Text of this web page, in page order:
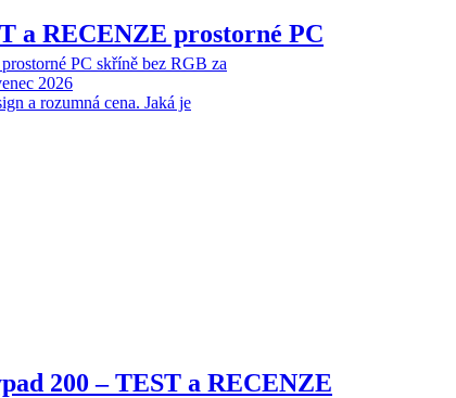
a RECENZE prostorné PC
PC skříně bez RGB za
2026
a rozumná cena. Jaká je
200 – TEST a RECENZE